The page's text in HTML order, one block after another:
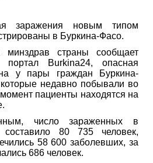
заражения новым типом
в Буркина-Фасо.
страны сообщает
портал Burkina24, опасная
у пары граждан Буркина-
недавно побывали во
пациенты находятся на
число зараженных в
составило 80 735 человек,
58 600 заболевших, за
686 человек.